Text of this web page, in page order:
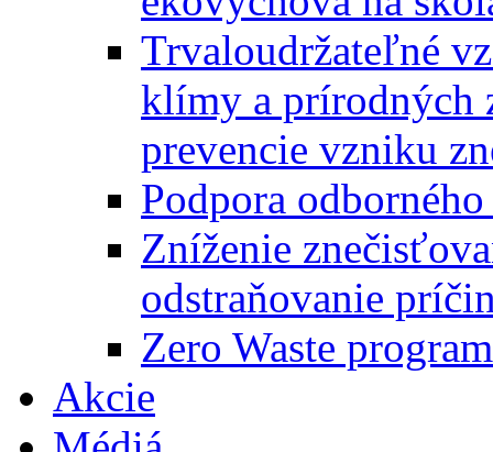
Trvaloudržateľné
klímy a prírodných
prevencie vzniku
Podpora
Zníženie
odstraňovanie
Zero Waste
Akcie